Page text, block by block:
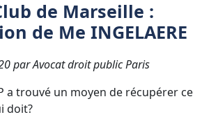
de Marseille :
de Me INGELAERE
par Avocat droit public Paris
a trouvé un moyen de récupérer ce
doit?